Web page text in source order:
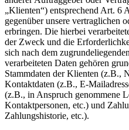
„Klienten“) entsprechend Art.
gegenüber unsere vertraglichen
erbringen. Die hierbei
der Zweck und die
sich nach dem
verarbeiteten Daten gehören
Stammdaten der Klienten (z.B.,
Kontaktdaten (z.B., E-
(z.B., in Anspruch genommene
Kontaktpersonen, etc.) und
Zahlungshistorie, etc.).